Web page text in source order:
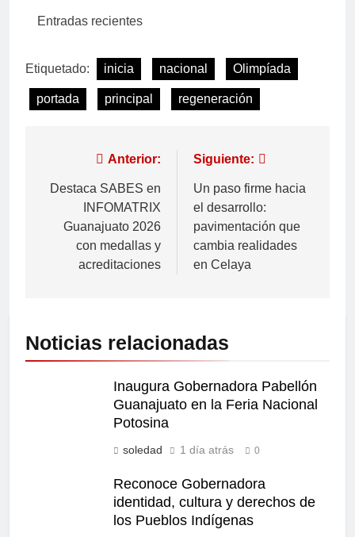
Entradas recientes
Etiquetado: inicia nacional Olimpíada
portada principal regeneración
Anterior:
Destaca SABES en
INFOMATRIX
Guanajuato 2026
con medallas y
acreditaciones
Siguiente:
Un paso firme hacia
el desarrollo:
pavimentación que
cambia realidades
en Celaya
Noticias relacionadas
Inaugura Gobernadora Pabellón
Guanajuato en la Feria Nacional
Potosina
soledad 1 día atrás 0
Reconoce Gobernadora
identidad, cultura y derechos de
los Pueblos Indígenas